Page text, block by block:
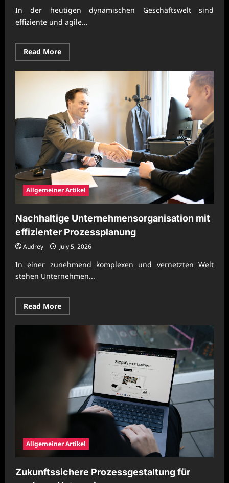
In der heutigen dynamischen Geschäftswelt sind
effiziente und agile...
Read MoreRead
more
Moderne
starke
Wettbewerbsfähigkeit
Allgemeiner Artikel
Nachhaltige Unternehmensorganisation mit
effizienter Prozessplanung
Audrey July 5, 2026
In einer zunehmend komplexen und vernetzten Welt
stehen Unternehmen...
Read MoreRead
more
Nachhaltige
Unternehmensorganisation
effizienter
Prozessplanung
Allgemeiner Artikel
Zukunftssichere Prozessgestaltung für